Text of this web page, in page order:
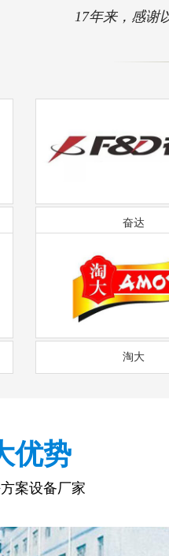
17年来，感谢
奋达
淘大
优势
案设备厂家